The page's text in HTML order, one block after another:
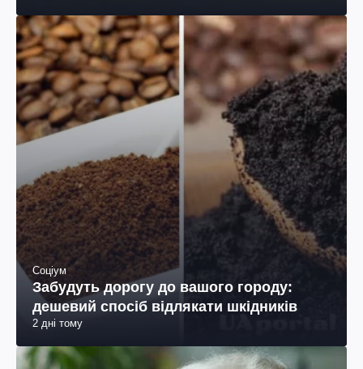
Соціум
Забудуть дорогу до вашого городу:
дешевий спосіб відлякати шкідників
2 дні тому